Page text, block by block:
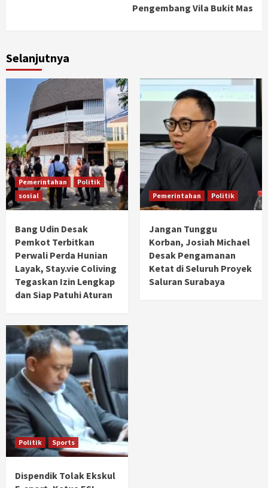
Pengembang Vila Bukit Mas
Selanjutnya
Pemerintahan
Politik
sosial
Bang Udin Desak
Pemkot Terbitkan
Perwali Perda Hunian
Layak, Stay.vie Coliving
Tegaskan Izin Lengkap
dan Siap Patuhi Aturan
Pemerintahan Politik
Jangan Tunggu
Korban, Josiah Michael
Desak Pengamanan
Ketat di Seluruh Proyek
Saluran Surabaya
Politik Sports
Dispendik Tolak Ekskul